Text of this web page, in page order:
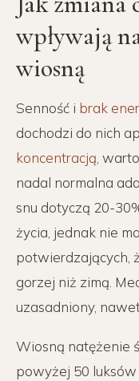
wpływają
wiosną
Senność i brak
dochodzi do nich
koncentracją ,
nadal normalna
snu dotyczą 20-
życia, jednak nie
potwierdzających,
gorzej niż zimą.
uzasadniony,
Wiosną natężenie
powyżej 50